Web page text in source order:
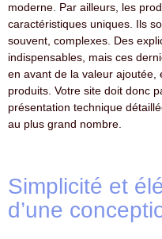
moderne. Par ailleurs, les
caractéristiques uniques. Ils
souvent, complexes. Des
indispensables, mais ces
en avant de la valeur ajoutée,
produits. Votre site doit donc
présentation technique
au plus grand nombre.
Simplicité et
d’une